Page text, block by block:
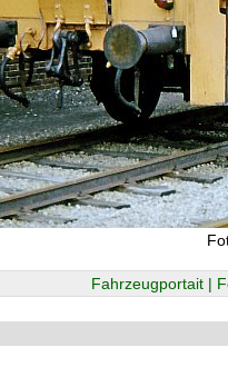
Fahrzeugportait |